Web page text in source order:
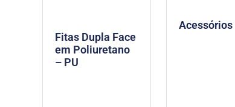
Fitas Dupla Face
em Poliuretano
– PU
Acessórios